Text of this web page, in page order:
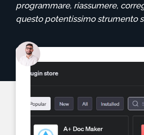
programmare, riassumere,
questo potentissimo strumento